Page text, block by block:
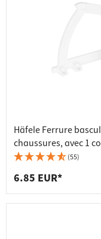
Häfele Ferrure
chaussures, avec 1
(55)
6.85 EUR*